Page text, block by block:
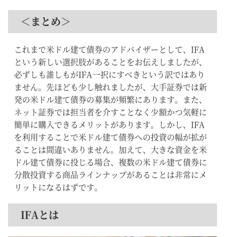
＜まとめ＞
これまで米ドル建て債券のアドバイザーとして、IFA
という新しい選択肢があることをお伝えしましたが、
必ずしも誰しもがIFA一択にすべきという訳ではあり
ません。先ほども少し触れましたが、大手証券では新
発の米ドル建て債券の募集が頻繁にあります。また、
ネット証券では担当者を介すことなく少額かつ気軽に
簡単に購入できるメリットがあります。しかし、IFA
を利用することで米ドル建て債券への投資の幅が拡が
ることは間違いありません。加えて、大きな資金を米
ドル建て債券に投じる場合、複数の米ドル建て債券に
分散投資する商品ラインナップがあることは非常にメ
リットになるはずです。
IFAとは